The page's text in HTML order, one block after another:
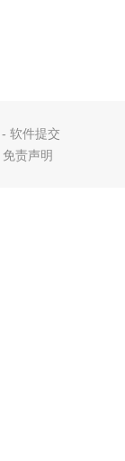
- 软件提交
免责声明